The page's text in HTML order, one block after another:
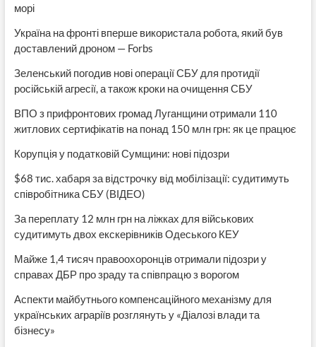
морі
Україна на фронті вперше використала робота, який був
доставлений дроном — Forbs
Зеленський погодив нові операції СБУ для протидії
російській агресії, а також кроки на очищення СБУ
ВПО з прифронтових громад Луганщини отримали 110
житлових сертифікатів на понад 150 млн грн: як це працює
Корупція у податковій Сумщини: нові підозри
$68 тис. хабаря за відстрочку від мобілізації: судитимуть
співробітника СБУ (ВІДЕО)
За переплату 12 млн грн на ліжках для військових
судитимуть двох екскерівників Одеського КЕУ
Майже 1,4 тисяч правоохоронців отримали підозри у
справах ДБР про зраду та співпрацю з ворогом
Аспекти майбутнього компенсаційного механізму для
українських аграріїв розглянуть у «Діалозі влади та
бізнесу»